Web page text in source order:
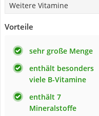
Weitere Vitamine
Vorteile
sehr große Menge
enthält besonders
viele B-Vitamine
enthält 7
Mineralstoffe